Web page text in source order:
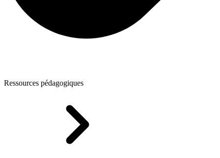
Ressources pédagogiques